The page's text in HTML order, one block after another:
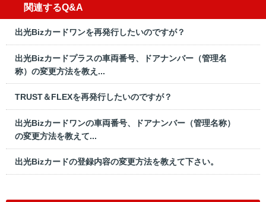
関連するQ&A
出光Bizカードワンを再発行したいのですが？
出光Bizカードプラスの車両番号、ドアナンバー（管理名
称）の変更方法を教え...
TRUST＆FLEXを再発行したいのですが？
出光Bizカードワンの車両番号、ドアナンバー（管理名称）
の変更方法を教えて...
出光Bizカードの登録内容の変更方法を教えて下さい。